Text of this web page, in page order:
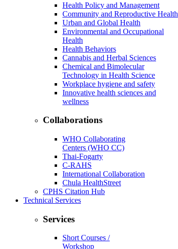
Health Policy and Management
Community and Reproductive Health
Urban and Global Health
Environmental and Occupational
Health
Health Behaviors
Cannabis and Herbal Sciences
Chemical and Bimolecular
Technology in Health Science
Workplace hygiene and safety
Innovative health sciences and
wellness
Collaborations
WHO Collaborating
Centers (WHO CC)
Thai-Fogarty
C-RAHS
International Collaboration
Chula HealthStreet
CPHS Citation Hub
Technical Services
Services
Short Courses /
Workshop